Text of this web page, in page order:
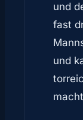
und
fast
und